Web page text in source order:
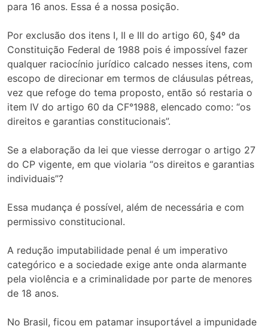
para 16 anos. Essa é a nossa posição.
Por exclusão dos itens I, II e III do artigo 60, §4º da
Constituição Federal de 1988 pois é impossível fazer
qualquer raciocínio jurídico calcado nesses itens, com
escopo de direcionar em termos de cláusulas pétreas,
vez que refoge do tema proposto, então só restaria o
item IV do artigo 60 da CF°1988, elencado como: “os
direitos e garantias constitucionais”.
Se a elaboração da lei que viesse derrogar o artigo 27
do CP vigente, em que violaria “os direitos e garantias
individuais”?
Essa mudança é possível, além de necessária e com
permissivo constitucional.
A redução imputabilidade penal é um imperativo
categórico e a sociedade exige ante onda alarmante
pela violência e a criminalidade por parte de menores
de 18 anos.
No Brasil, ficou em patamar insuportável a impunidade